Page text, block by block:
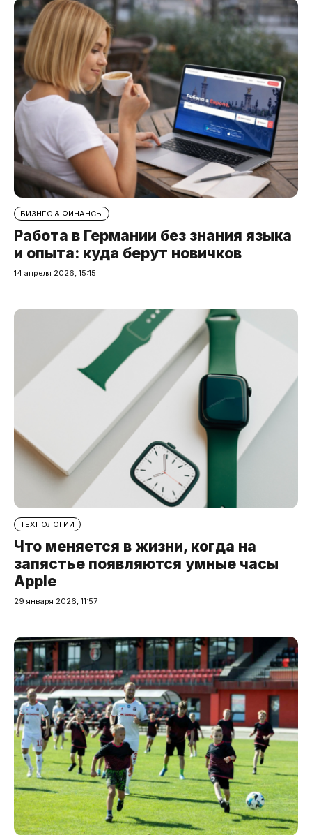
БИЗНЕС & ФИНАНСЫ
Работа в Германии без знания языка
и опыта: куда берут новичков
14 апреля 2026, 15:15
ТЕХНОЛОГИИ
Что меняется в жизни, когда на
запястье появляются умные часы
Apple
29 января 2026, 11:57